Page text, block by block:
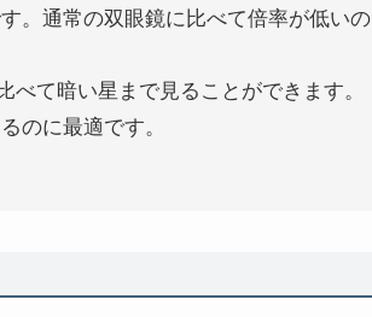
。通常の双眼鏡に比べて倍率が低いの
て暗い星まで見ることができます。
のに最適です。